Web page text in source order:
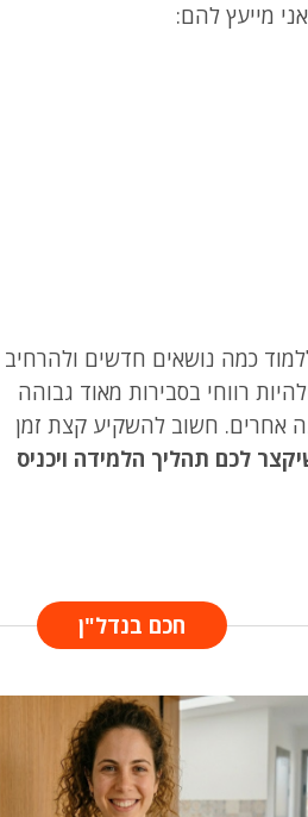
מייעץ להם:
כמה נושאים חדשים ולהרחיב
רווחי בסבירות מאוד גבוהה
אחרים. חשוב להשקיע קצת זמן
לכם תהליך הלמידה ויכניס
חכם בנדל"ן